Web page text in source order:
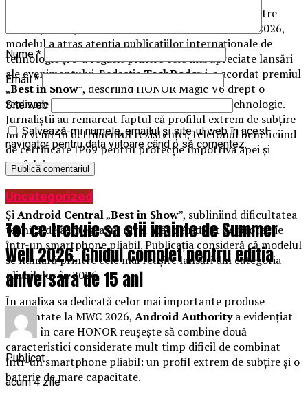
Premiul pentru design reprezintă însă doar una dintre
distincțiile obținute de HONOR Magic V6. La MWC 2026,
modelul a atras atenția publicațiilor internaționale de
tehnologie și s-a regăsit printre cele mai apreciate lansări
ale evenimentului. RedacțiaTechRadari-a acordat premiul
„Best in Show”, descriind HONOR Magic V6 drept o
realizare impresionantă din punct de vedere tehnologic.
Jurnaliștii au remarcat faptul că profilul extrem de subțire
nu a venit în detrimentul rezistenței, telefonul beneficiind
de certificare IP69 pentru protecție împotriva apei și
prafului.
ȘiAndroid Central„Best in Show”, subliniind dificultatea
tehnică de a integra un nivel atât de ridicat de protecție
într-un smartphone pliabil. Publicația consideră că modelul
se numără printre cele mai reușite lansări din categoria
pliabilelor în 2026.
În analiza sa dedicată celor mai importante produse
prezentate la MWC 2026, Android Authoritya evidențiat
modul în care HONOR reușește să combine două
caracteristici considerate mult timp dificil de combinat
într-un smartphone pliabil: un profil extrem de subțire și o
baterie de mare capacitate.
Nume*
Email*
Site web
Salvează-mi numele, emailul și site-ul web în acest
navigator pentru data viitoare când o să comentez.
Uncategorized
Tot ce trebuie sa stii inainte de Summer
Well 2026. Ghidul complet pentru editia
aniversara de 15 ani
Publicat
acum 4 zile